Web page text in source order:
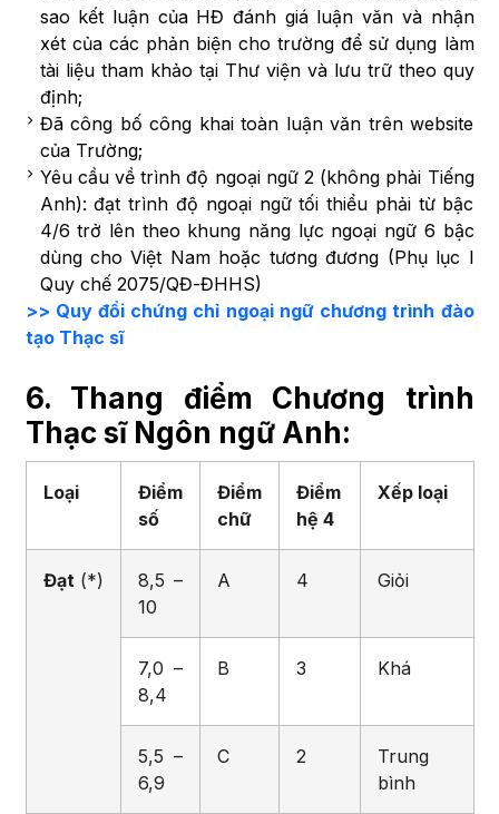
sao kết luận của HĐ đánh giá luận văn và nhận
xét của các phản biện cho trường để sử dụng làm
tài liệu tham khảo tại Thư viện và lưu trữ theo quy
định;
Đã công bố công khai toàn luận văn trên website
của Trường;
Yêu cầu về trình độ ngoại ngữ 2 (không phải Tiếng
Anh): đạt trình độ ngoại ngữ tối thiểu phải từ bậc
4/6 trở lên theo khung năng lực ngoại ngữ 6 bậc
dùng cho Việt Nam hoặc tương đương (Phụ lục I
Quy chế 2075/QĐ-ĐHHS)
>> Quy đổi chứng chỉ ngoại ngữ chương trình đào
tạo Thạc sĩ
6. Thang điểm
Chương trình
Thạc sĩ Ngôn ngữ Anh:
Loại
Điểm
số
Điểm
chữ
Điểm
hệ 4
Xếp loại
Đạt(*)
8,5 –
10
A 4 Giỏi
7,0 –
8,4
B 3 Khá
5,5 –
6,9
C 2
Trung
bình